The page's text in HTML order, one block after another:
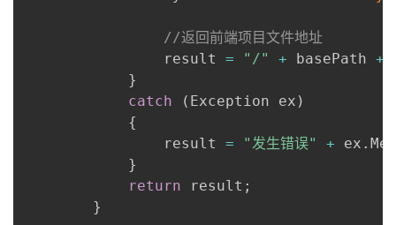
//返回前端项目文件地址
                result
= "/" + basePath +
}
catch
( Exception ex )
{
                result
= "发生错误" + ex .
}
return result ;
}